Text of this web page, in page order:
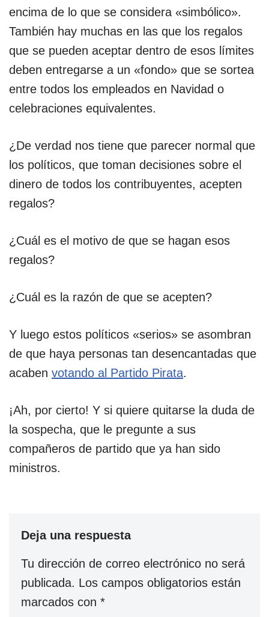
encima de lo que se considera «simbólico».
También hay muchas en las que los regalos
que se pueden aceptar dentro de esos límites
deben entregarse a un «fondo» que se sortea
entre todos los empleados en Navidad o
celebraciones equivalentes.
¿De verdad nos tiene que parecer normal que
los políticos, que toman decisiones sobre el
dinero de todos los contribuyentes, acepten
regalos?
¿Cuál es el motivo de que se hagan esos
regalos?
¿Cuál es la razón de que se acepten?
Y luego estos políticos «serios» se asombran
de que haya personas tan desencantadas que
acaben votando al Partido Pirata.
¡Ah, por cierto! Y si quiere quitarse la duda de
la sospecha, que le pregunte a sus
compañeros de partido que ya han sido
ministros.
Deja una respuesta
Tu dirección de correo electrónico no será
publicada. Los campos obligatorios están
marcados con *